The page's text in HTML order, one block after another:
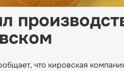
что кировская